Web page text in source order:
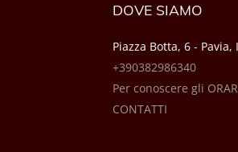
DOVE SIAMO
Piazza Botta, 6 - Pavia,
+390382986340
Per conoscere gli
CONTATTI